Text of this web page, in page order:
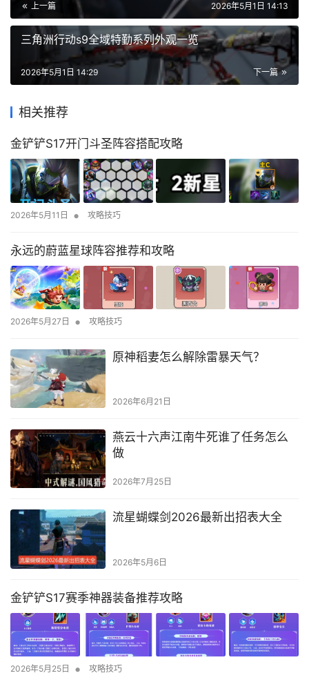
上一篇 2026年5月1日 14:13
三角洲行动s9全域特勤系列外观一览
下一篇
2026年5月1日 14:29
相关推荐
金铲铲S17开门斗圣阵容搭配攻略
2026年5月11日 • 攻略技巧
永远的蔚蓝星球阵容推荐和攻略
2026年5月27日 • 攻略技巧
原神稻妻怎么解除雷暴天气？
2026年6月21日
燕云十六声江南牛死谁了任务怎么
做
2026年7月25日
流星蝴蝶剑2026最新出招表大全
2026年5月6日
金铲铲S17赛季神器装备推荐攻略
2026年5月25日 • 攻略技巧